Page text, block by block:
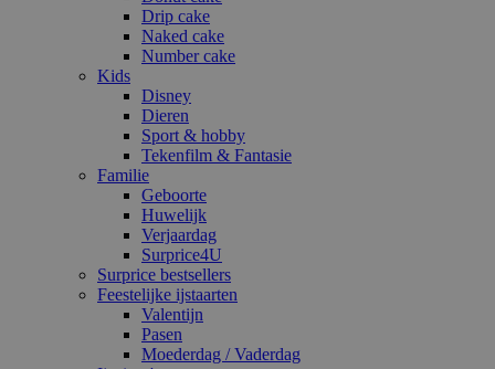
Drip cake
Naked cake
Number cake
Kids
Disney
Dieren
Sport & hobby
Tekenfilm & Fantasie
Familie
Geboorte
Huwelijk
Verjaardag
Surprice4U
Surprice bestsellers
Feestelijke ijstaarten
Valentijn
Pasen
Moederdag / Vaderdag